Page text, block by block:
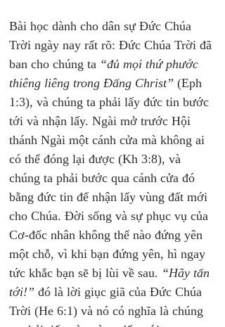
Bài học dành cho dân sự Đức Chúa
Trời ngày nay rất rõ: Đức Chúa Trời đã
ban cho chúng ta “đủ mọi thứ phước
thiêng liêng trong Đấng Christ” (Eph
1:3), và chúng ta phải lấy đức tin bước
tới và nhận lấy. Ngài mở trước Hội
thánh Ngài một cánh cửa mà không ai
có thể đóng lại được (Kh 3:8), và
chúng ta phải bước qua cánh cửa đó
bằng đức tin để nhận lấy vùng đất mới
cho Chúa. Đời sống và sự phục vụ của
Cơ-đốc nhân không thể nào đứng yên
một chỗ, vì khi bạn đứng yên, hì ngay
tức khắc bạn sẽ bị lùi về sau. “Hãy tấn
tới!” đó là lời giục giã của Đức Chúa
Trời (He 6:1) và nó có nghĩa là chúng